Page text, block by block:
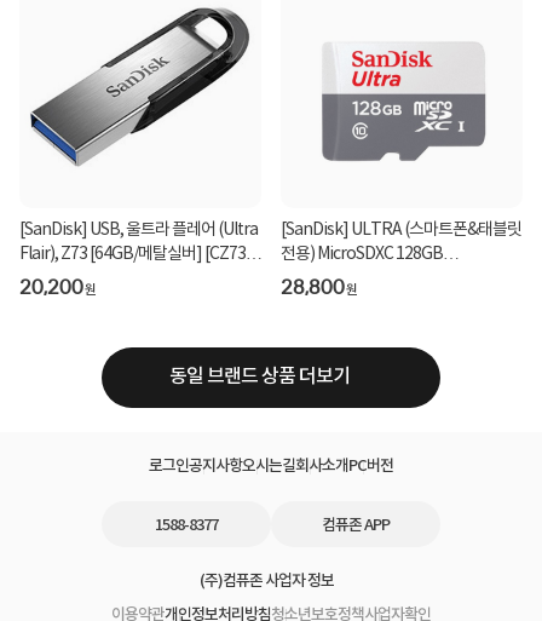
[SanDisk] USB, 울트라 플레어 (Ultra
Flair), Z73 [64GB/메탈실버] [CZ73-
064G-G46...
20,200원
[SanDisk] ULTRA (스마트폰&태블릿
전용) MicroSDXC 128GB
[SDSQUNR-128G-GN3MN]
28,800원
동일 브랜드 상품 더보기
로그인공지사항오시는길회사소개PC버전
1588-8377 컴퓨존 APP
(주)컴퓨존 사업자 정보
이용약관개인정보처리방침청소년보호정책사업자확인